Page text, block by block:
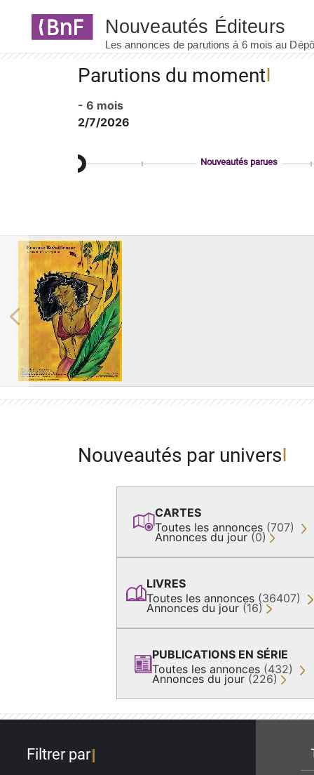
Parutions du moment
- 6 mois
2/7/2026
Nouveautés parues
Previous
Nouveautés par univers
CARTES
Toutes les annonces (707)
Annonces du jour (0)
LIVRES
Toutes les annonces (36407)
Annonces du jour (16)
PUBLICATIONS EN SÉRIE
Toutes les annonces (432)
Annonces du jour (226)
Filtrer par